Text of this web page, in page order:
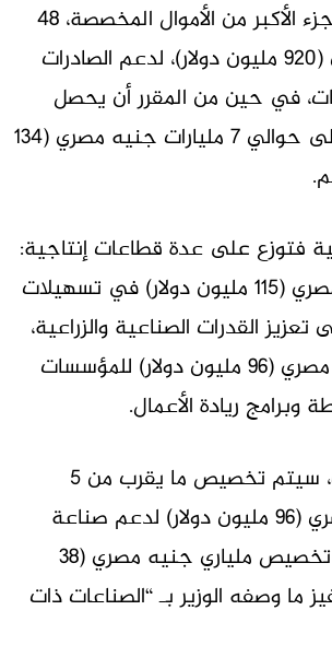
سيتم تخصيص الجزء الأكبر من الأموال المخصصة، 48
مليار جنيه مصري (920 مليون دولار)، لدعم الصادرات
في حين من المقرر أن يحصل
قطاع السياحة على حوالي 7 مليارات جنيه مصري (134
فتوزع على عدة قطاعات إنتاجية:
6 مليارات جنيه مصري (115 مليون دولار) في تسهيلات
القدرات الصناعية والزراعية،
و5 مليارات جنيه مصري (96 مليون دولار) للمؤسسات
وبرامج ريادة الأعمال.
بالإضافة إلى ذلك، سيتم تخصيص ما يقرب من 5
مليارات جنيه مصري (96 مليون دولار) لدعم صناعة
السيارات، وسيتم تخصيص ملياري جنيه مصري (38
ما وصفه الوزير بـ “الصناعات ذات